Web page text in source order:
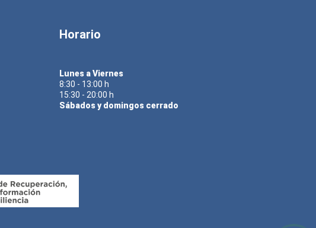
Horario
Lunes a Viernes
8:30 - 13:00 h
15:30 - 20:00 h
Sábados y domingos cerrado